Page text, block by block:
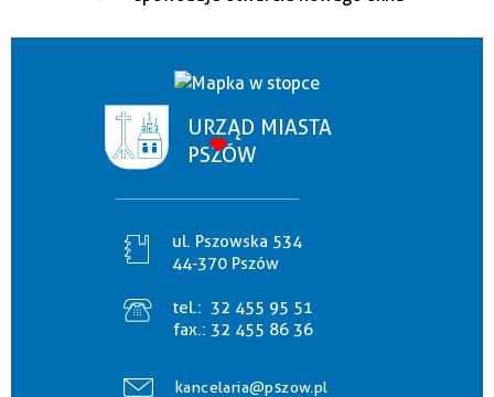
URZĄD MIASTA
PSZÓW
ul. Pszowska 534
44-370 Pszów
tel.: 32 455 95 51
fax.: 32 455 86 36
kancelaria@pszow.pl